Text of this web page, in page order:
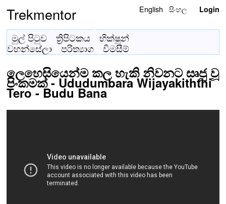
Trekmentor English සිංහල Login
මුල් පිටුව ත්‍රිපිටකය
භික්ෂූන්
වහන්සේලා
පරිත්‍යාග විමසීම්
ලෙහෙසියෙන්ම කල හැකි නිවනට සෘජු වූ
පිංකමක් - Ududumbara Wijayakiththi
Tero - Budu Bana